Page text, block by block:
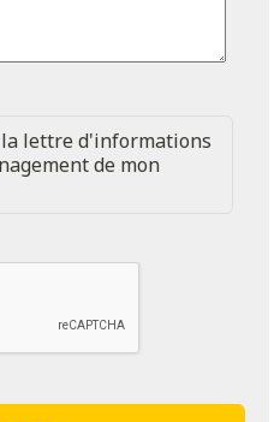
la lettre d'informations
de mon